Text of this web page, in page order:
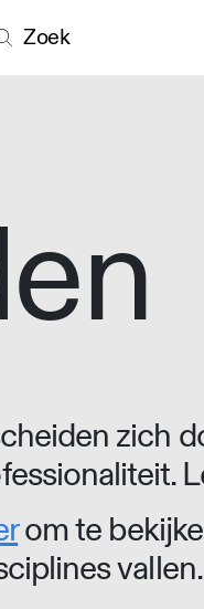
Zoek
zich
om te
vallen.